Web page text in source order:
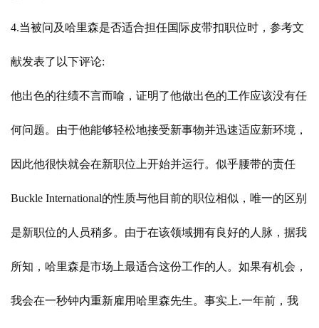
4.当被问及哈里森是否适合担任国际皮带扣职位时，参考文
献发表了以下评论:
他出色的往绩不言而喻，证明了他做出色的工作应该没有任
何问题。由于他能够轻松地接受新事物并迅速适应新环境，
因此他很快就会在新职位上开始并运行。似乎腰带的责任
Buckle International的性质与他目前的职位相似，唯一的区别
是新职位的人员稍多。由于在该领域拥有良好的人脉，据我
所知，哈里森是市场上最适合这份工作的人。如果有机会，
我会在一秒钟内重新雇用哈里森先生。事实上.一年前，我